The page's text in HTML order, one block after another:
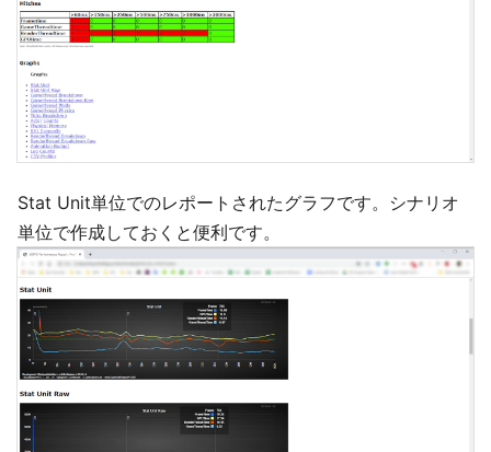
Stat Unit単位でのレポートされたグラフです。シナリオ
単位で作成しておくと便利です。